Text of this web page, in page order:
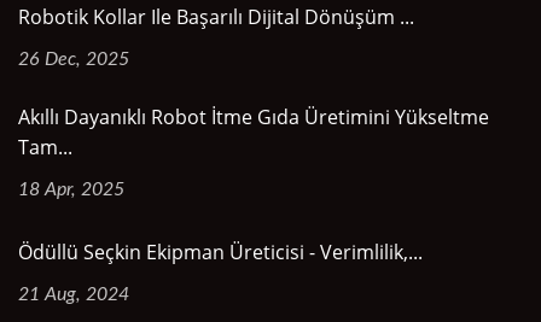
Robotik Kollar Ile Başarılı Dijital Dönüşüm ...
26 Dec, 2025
Akıllı Dayanıklı Robot İtme Gıda Üretimini Yükseltme
Tam...
18 Apr, 2025
Ödüllü Seçkin Ekipman Üreticisi - Verimlilik,...
21 Aug, 2024